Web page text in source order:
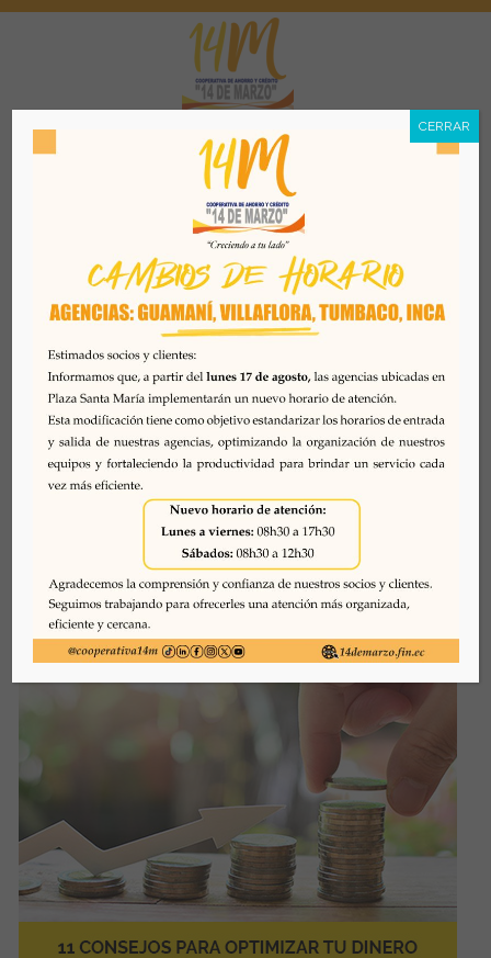
Educación financiera
CERRAR